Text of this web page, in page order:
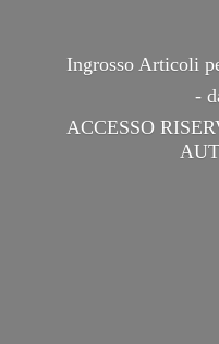
Ingrosso Articoli
-
ACCESSO